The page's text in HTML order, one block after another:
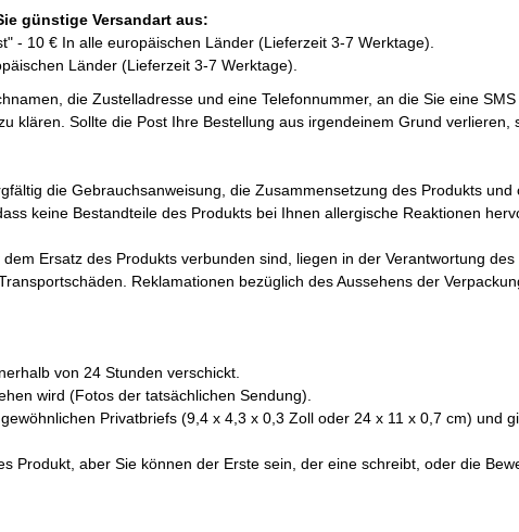
günstige Versandart aus:
- 10 € In alle europäischen Länder (Lieferzeit 3-7 Werktage).
Länder (Lieferzeit 3-7 Werktage).
die Zustelladresse und eine Telefonnummer, an die Sie eine
klären. Sollte die Post Ihre Bestellung aus irgendeinem Grund verlieren,
die Gebrauchsanweisung, die Zusammensetzung des Produkts
keine Bestandteile des Produkts bei Ihnen allergische Reaktionen
Ersatz des Produkts verbunden sind, liegen in der Verantwortung des
Reklamationen bezüglich des Aussehens der
von 24 Stunden verschickt.
wird (Fotos der tatsächlichen Sendung).
Privatbriefs (9,4 x 4,3 x 0,3 Zoll oder 24 x 11 x 0,7 cm) und
Produkt, aber Sie können der Erste sein, der eine schreibt, oder die